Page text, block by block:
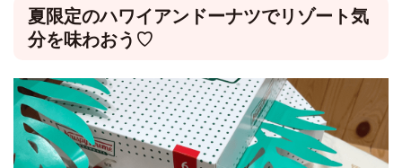
夏限定のハワイアンドーナツでリゾート気
分を味わおう♡